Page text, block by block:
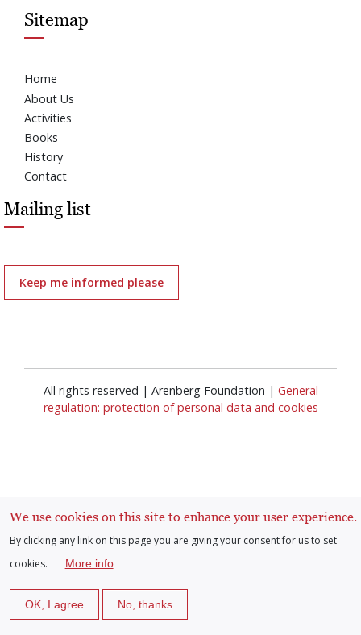
Sitemap
Home
About Us
Activities
Books
History
Contact
Mailing list
Keep me informed please
All rights reserved | Arenberg Foundation | General
regulation: protection of personal data and cookies
User
account
Log in
We use cookies on this site to enhance your user experience.
By clicking any link on this page you are giving your consent for us to set
cookies.
More info
OK, I agree No, thanks